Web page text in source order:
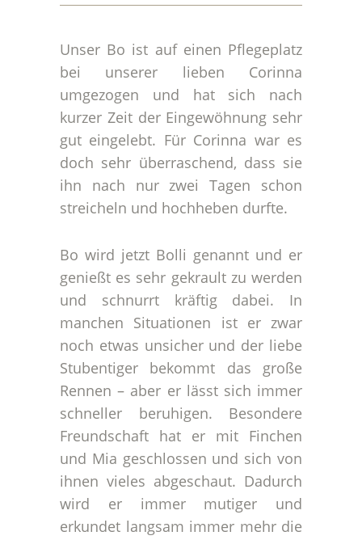
Unser Bo ist auf einen Pflegeplatz
bei unserer lieben Corinna
umgezogen und hat sich nach
kurzer Zeit der Eingewöhnung sehr
gut eingelebt. Für Corinna war es
doch sehr überraschend, dass sie
ihn nach nur zwei Tagen schon
streicheln und hochheben durfte.
Bo wird jetzt Bolli genannt und er
genießt es sehr gekrault zu werden
und schnurrt kräftig dabei. In
manchen Situationen ist er zwar
noch etwas unsicher und der liebe
Stubentiger bekommt das große
Rennen – aber er lässt sich immer
schneller beruhigen. Besondere
Freundschaft hat er mit Finchen
und Mia geschlossen und sich von
ihnen vieles abgeschaut. Dadurch
wird er immer mutiger und
erkundet langsam immer mehr die